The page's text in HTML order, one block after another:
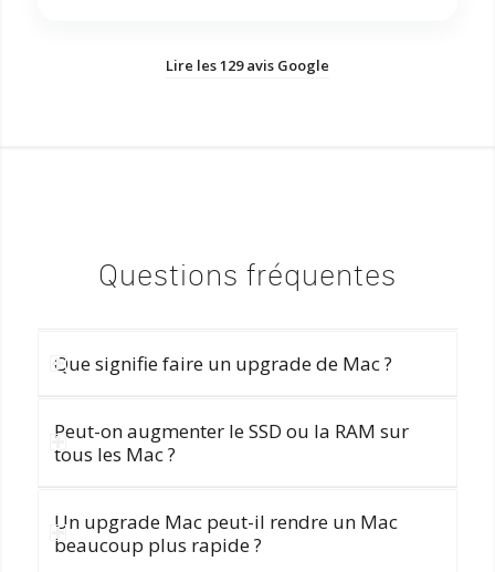
Lire les 129 avis Google
Questions fréquentes
Que signifie faire un upgrade de Mac ?
Peut-on augmenter le SSD ou la RAM sur
tous les Mac ?
Un upgrade Mac peut-il rendre un Mac
beaucoup plus rapide ?